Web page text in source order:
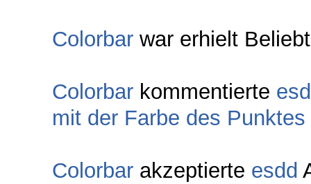
Colorbar war erhielt
Colorbar kommentierte
mit der Farbe des
Colorbar akzeptierte esdd